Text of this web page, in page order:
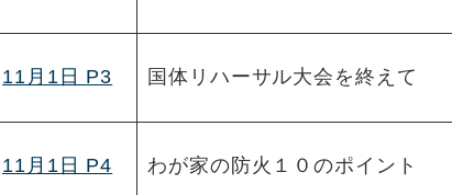
11月1日 P3 国体リハーサル大会を終えて
11月1日 P4 わが家の防火１０のポイント